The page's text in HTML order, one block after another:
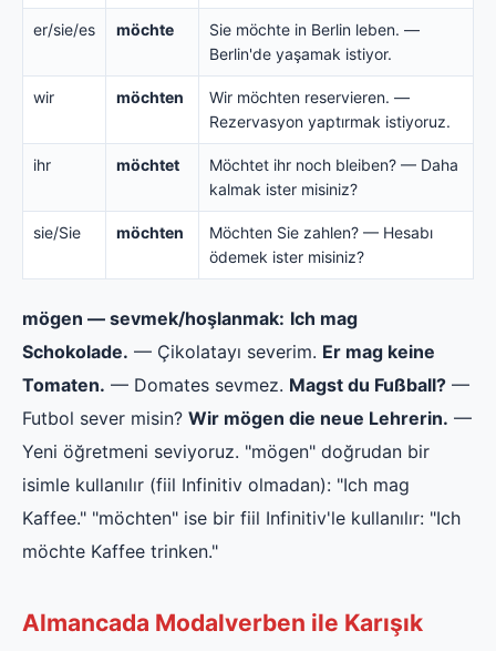
er/sie/es möchte
Sie möchte in Berlin leben. —
Berlin'de yaşamak istiyor.
wir möchten
Wir möchten reservieren. —
Rezervasyon yaptırmak istiyoruz.
ihr möchtet
Möchtet ihr noch bleiben? — Daha
kalmak ister misiniz?
sie/Sie möchten
Möchten Sie zahlen? — Hesabı
ödemek ister misiniz?
mögen — sevmek/hoşlanmak: Ich mag
Schokolade. — Çikolatayı severim. Er mag keine
Tomaten. — Domates sevmez. Magst du Fußball? —
Futbol sever misin? Wir mögen die neue Lehrerin. —
Yeni öğretmeni seviyoruz. "mögen" doğrudan bir
isimle kullanılır (fiil Infinitiv olmadan): "Ich mag
Kaffee." "möchten" ise bir fiil Infinitiv'le kullanılır: "Ich
möchte Kaffee trinken."
Almancada Modalverben ile Karışık